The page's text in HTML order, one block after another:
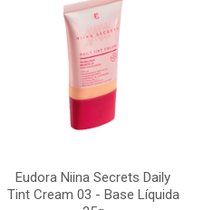
Eudora Niina Secrets Daily
Tint Cream 03 - Base Líquida